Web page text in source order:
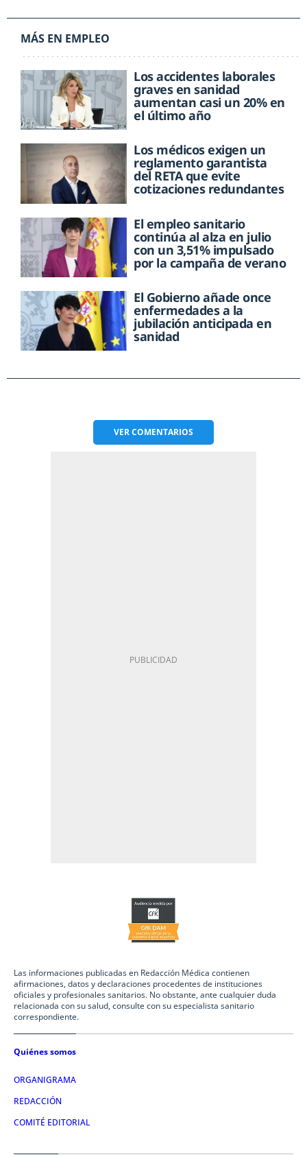
MÁS EN EMPLEO
Los accidentes laborales
graves en sanidad
aumentan casi un 20% en
el último año
Los médicos exigen un
reglamento garantista
del RETA que evite
cotizaciones redundantes
El empleo sanitario
continúa al alza en julio
con un 3,51% impulsado
por la campaña de verano
El Gobierno añade once
enfermedades a la
jubilación anticipada en
sanidad
VERCOMENTARIOS
Las informaciones publicadas en Redacción Médica contienen
afirmaciones, datos y declaraciones procedentes de instituciones
oficiales y profesionales sanitarios. No obstante, ante cualquier duda
relacionada con su salud, consulte con su especialista sanitario
correspondiente.
Quiénes somos
ORGANIGRAMA
REDACCIÓN
COMITÉ EDITORIAL